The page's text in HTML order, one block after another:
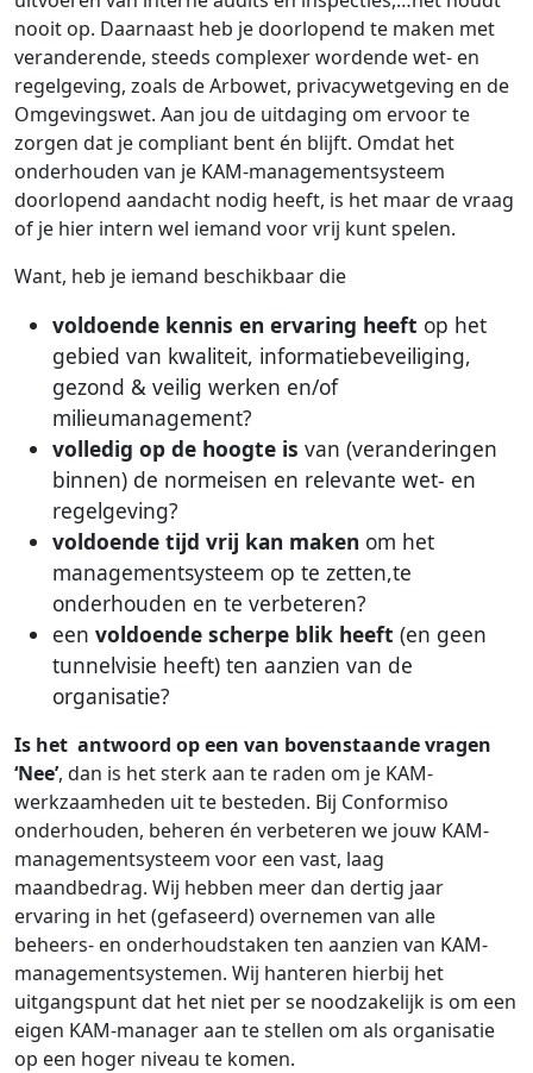
nooit op. Daarnaast heb je doorlopend te maken met
veranderende, steeds complexer wordende wet- en
regelgeving, zoals de Arbowet, privacywetgeving en de
Omgevingswet. Aan jou de uitdaging om ervoor te
zorgen dat je compliant bent én blijft. Omdat het
onderhouden van je KAM-managementsysteem
doorlopend aandacht nodig heeft, is het maar de vraag
of je hier intern wel iemand voor vrij kunt spelen.
Want, heb je iemand beschikbaar die
voldoende kennis en ervaring heeft op het
gebied van kwaliteit, informatiebeveiliging,
gezond & veilig werken en/of
milieumanagement?
volledig op de hoogte is van (veranderingen
binnen) de normeisen en relevante wet- en
regelgeving?
voldoende tijd vrij kan maken om het
managementsysteem op te zetten,te
onderhouden en te verbeteren?
een voldoende scherpe blik heeft (en geen
tunnelvisie heeft) ten aanzien van de
organisatie?
Is het antwoord op een van bovenstaande vragen
‘Nee’, dan is het sterk aan te raden om je KAM-
werkzaamheden uit te besteden. Bij Conformiso
onderhouden, beheren én verbeteren we jouw KAM-
managementsysteem voor een vast, laag
maandbedrag. Wij hebben meer dan dertig jaar
ervaring in het (gefaseerd) overnemen van alle
beheers- en onderhoudstaken ten aanzien van KAM-
managementsystemen. Wij hanteren hierbij het
uitgangspunt dat het niet per se noodzakelijk is om een
eigen KAM-manager aan te stellen om als organisatie
op een hoger niveau te komen.